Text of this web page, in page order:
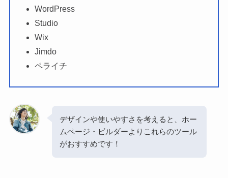
WordPress
Studio
Wix
Jimdo
ペライチ
デザインや使いやすさを考えると、ホー
ムページ・ビルダーよりこれらのツール
がおすすめです！